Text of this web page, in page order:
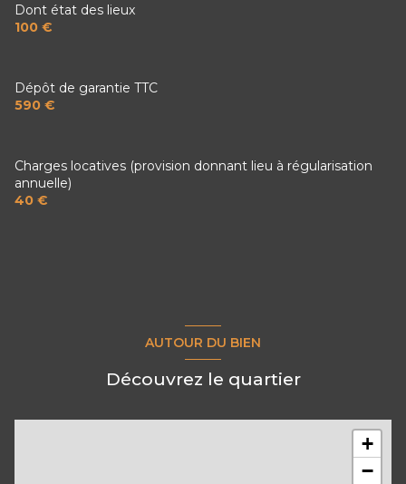
Dont état des lieux
100 €
Dépôt de garantie TTC
590 €
Charges locatives (provision donnant lieu à régularisation
annuelle)
40 €
AUTOUR DU BIEN
Découvrez le quartier
+
−